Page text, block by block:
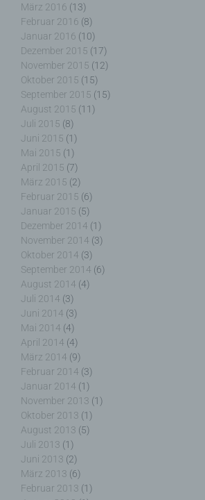
März 2016 (13)
Februar 2016 (8)
Januar 2016 (10)
Dezember 2015 (17)
November 2015 (12)
Oktober 2015 (15)
September 2015 (15)
August 2015 (11)
Juli 2015 (8)
Juni 2015 (1)
Mai 2015 (1)
April 2015 (7)
März 2015 (2)
Februar 2015 (6)
Januar 2015 (5)
Dezember 2014 (1)
November 2014 (3)
Oktober 2014 (3)
September 2014 (6)
August 2014 (4)
Juli 2014 (3)
Juni 2014 (3)
Mai 2014 (4)
April 2014 (4)
März 2014 (9)
Februar 2014 (3)
Januar 2014 (1)
November 2013 (1)
Oktober 2013 (1)
August 2013 (5)
Juli 2013 (1)
Juni 2013 (2)
März 2013 (6)
Februar 2013 (1)
i) Empfänger
Empfänger ist eine natürliche
Person, Behörde, Einrichtung
der personenbezogene Daten
unabhängig davon, ob es sich
Dritten handelt oder nicht.
Rahmen eines bestimmten
nach dem Unionsrecht oder
Mitgliedstaaten
personenbezogene Daten
nicht als Empfänger.
j) Dritter
Dritter ist eine natürliche oder
Behörde, Einrichtung oder andere
betroffenen Person, dem
Auftragsverarbeiter und den
der unmittelbaren
Verantwortlichen oder des
befugt sind, die
verarbeiten.
k) Einwilligung
Einwilligung ist jede von der